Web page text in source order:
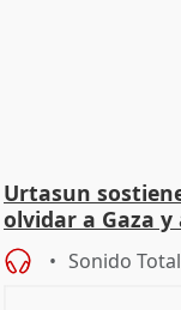
Urtasun
olvidar a Gaza
Sonido